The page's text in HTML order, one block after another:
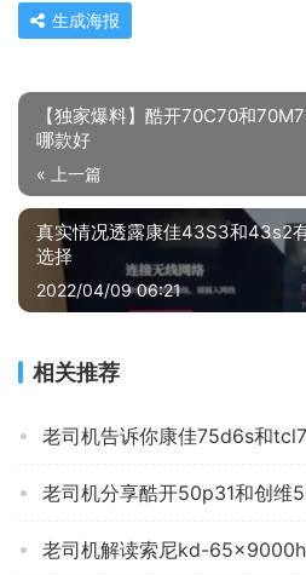
生成海报
【独家爆料】酷开70C70和
哪款好
« 上一篇
真实情况透露康佳43S3和43s2
选择
2022/04/09 06:21
相关推荐
老司机分享酷开50p31和创维